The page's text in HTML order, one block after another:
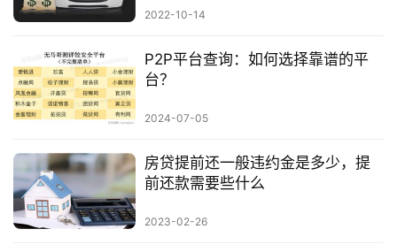
2022-10-14
P2P平台查询：如何选择靠谱的平
台？
2024-07-05
房贷提前还一般违约金是多少，提
前还款需要些什么
2023-02-26